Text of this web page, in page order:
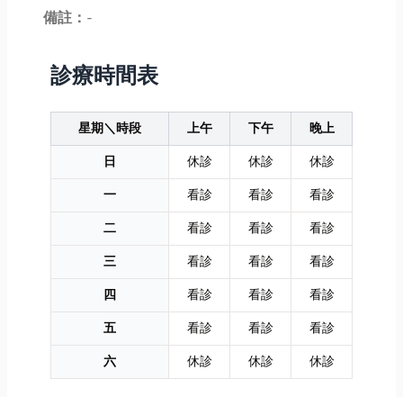
備註： -
診療時間表
星期＼時段 上午 下午
晚上
日
休診 休診
休診
一
看診 看診
看診
二
看診 看診
看診
三
看診 看診
看診
四
看診 看診
看診
五
看診 看診
看診
六
休診 休診 休診